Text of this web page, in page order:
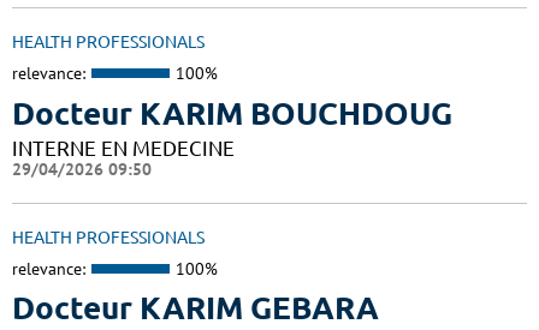
HEALTH PROFESSIONALS
relevance: 100%
Docteur KARIM BOUCHDOUG
INTERNE EN MEDECINE
29/04/2026 09:50
HEALTH PROFESSIONALS
relevance: 100%
Docteur KARIM GEBARA